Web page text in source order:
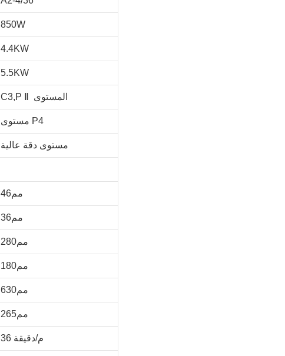
850W
4.4KW
5.5KW
C3,P المستوى
مستوى P4
مستوى دقة عالية
مم46
مم36
مم280
مم180
مم630
مم265
36 م/دقيقة